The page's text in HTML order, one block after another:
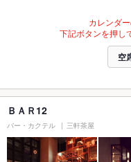
カレンダ
下記ボタンを押し
空
ＢＡＲ12
バー・カクテル 三軒茶屋